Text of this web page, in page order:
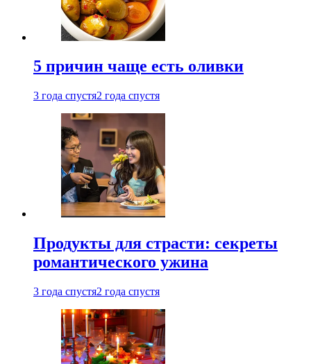
5 причин чаще есть оливки
3 года спустя2 года спустя
Продукты для страсти: секреты
романтического ужина
3 года спустя2 года спустя